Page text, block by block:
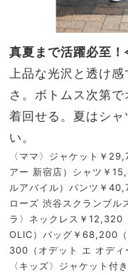
真夏まで活躍必至
上品な光沢と透け
さ。ボトムス次第
着回せる。夏はシ
い。
〈ママ〉ジャケット￥
アー 新宿店）シャツ￥
ルアバイル）パンツ￥
ローズ 渋谷スクランブル
ラ〉ネックレス￥12,320
OLIC）バッグ￥68,200
300（オデット エ オディ
〈キッズ〉ジャケット